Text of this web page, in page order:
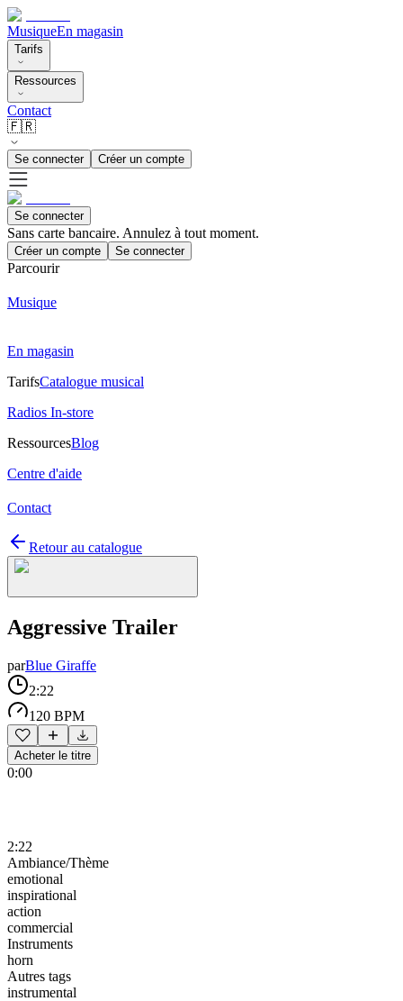
MusiqueEn magasin
Tarifs
Ressources
Contact
🇫🇷
Se connecter Créer un compte
Se connecter
Sans carte bancaire. Annulez à tout moment.
Créer un compte Se connecter
Parcourir
Musique
En magasin
TarifsCatalogue musical
Radios In-store
RessourcesBlog
Centre d'aide
Contact
Retour au catalogue
Aggressive Trailer
parBlue Giraffe
2:22
120 BPM
Acheter le titre
0:00
2:22
Ambiance/Thème
emotional
inspirational
action
commercial
Instruments
horn
Autres tags
instrumental